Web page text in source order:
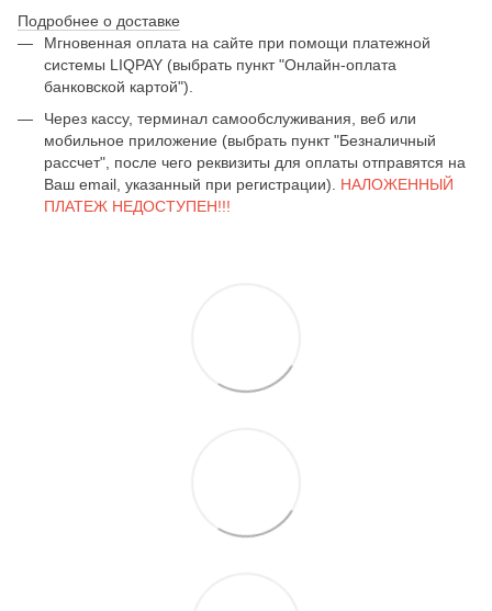
Подробнее о доставке
Мгновенная оплата на сайте при помощи платежной
системы LIQPAY (выбрать пункт "Онлайн-оплата
банковской картой").
Через кассу, терминал самообслуживания, веб или
мобильное приложение (выбрать пункт "Безналичный
рассчет", после чего реквизиты для оплаты отправятся на
Ваш email, указанный при регистрации). НАЛОЖЕННЫЙ
ПЛАТЕЖ НЕДОСТУПЕН!!!